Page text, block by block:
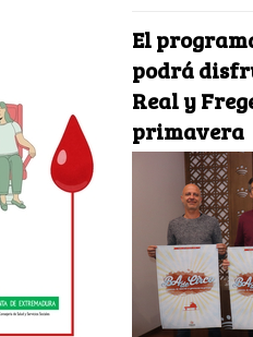
El
podrá
Real y
primavera